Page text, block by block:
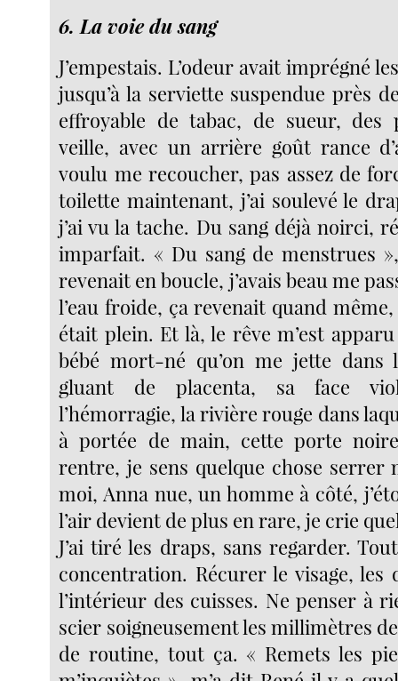
6. La voie du sang
J’empestais. L’odeur avait imprégné
jusqu’à la serviette suspendue près
effroyable de tabac, de sueur, des
veille, avec un arrière goût rance
voulu me recoucher, pas assez de
toilette maintenant, j’ai soulevé le
j’ai vu la tache. Du sang déjà noirci,
imparfait. « Du sang de menstrues
revenait en boucle, j’avais beau me
l’eau froide, ça revenait quand
était plein. Et là, le rêve m’est
bébé mort-né qu’on me jette dans
gluant de placenta, sa face
l’hémorragie, la rivière rouge dans
à portée de main, cette porte
rentre, je sens quelque chose serrer
moi, Anna nue, un homme à côté,
l’air devient de plus en rare, je crie
J’ai tiré les draps, sans regarder.
concentration. Récurer le visage, les
l’intérieur des cuisses. Ne penser à
scier soigneusement les millimètres
de routine, tout ça. « Remets les